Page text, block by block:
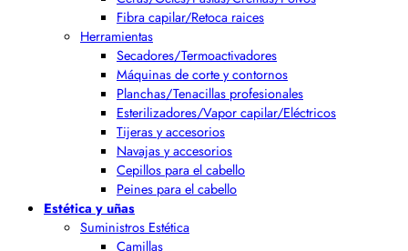
Fibra capilar/Retoca raices
Herramientas
Secadores/Termoactivadores
Máquinas de corte y contornos
Planchas/Tenacillas profesionales
Esterilizadores/Vapor capilar/Eléctricos
Tijeras y accesorios
Navajas y accesorios
Cepillos para el cabello
Peines para el cabello
Estética y uñas
Suministros Estética
Camillas